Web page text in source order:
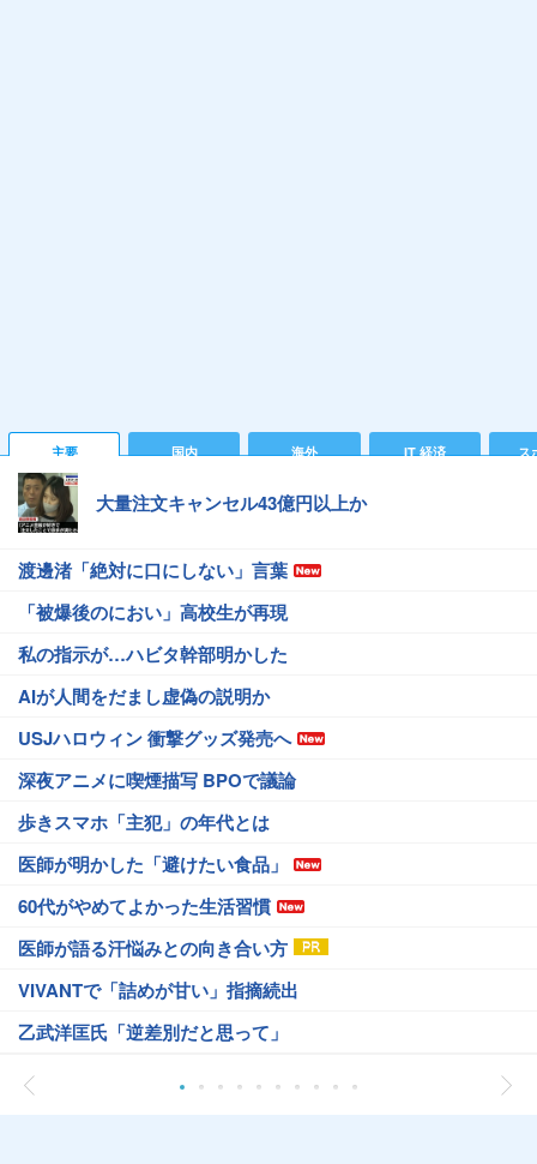
主要 国内 海外 IT 経済 ス
大量注文キャンセル43億円以上か
渡邊渚「絶対に口にしない」言葉
「被爆後のにおい」高校生が再現
私の指示が…ハビタ幹部明かした
AIが人間をだまし虚偽の説明か
USJハロウィン 衝撃グッズ発売へ
深夜アニメに喫煙描写 BPOで議論
歩きスマホ「主犯」の年代とは
医師が明かした「避けたい食品」
60代がやめてよかった生活習慣
医師が語る汗悩みとの向き合い方
VIVANTで「詰めが甘い」指摘続出
乙武洋匡氏「逆差別だと思って」